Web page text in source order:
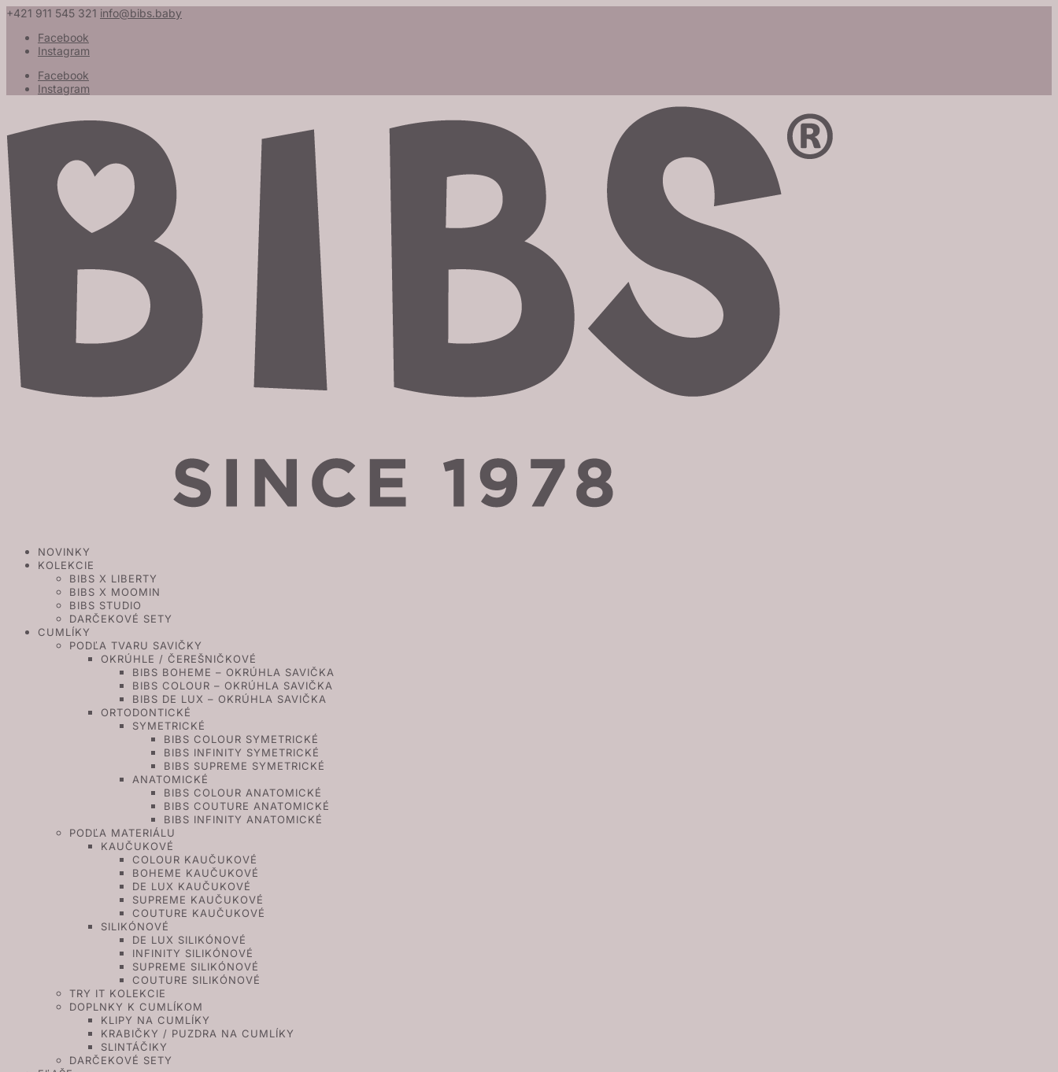
+421 911 545 321 info@bibs.baby
Facebook
Instagram
Facebook
Instagram
NOVINKY
KOLEKCIE
BIBS X LIBERTY
BIBS X MOOMIN
BIBS STUDIO
DARČEKOVÉ SETY
CUMLÍKY
PODĽA TVARU SAVIČKY
OKRÚHLE / ČEREŠNIČKOVÉ
BIBS BOHEME – OKRÚHLA SAVIČKA
BIBS COLOUR – OKRÚHLA SAVIČKA
BIBS DE LUX – OKRÚHLA SAVIČKA
ORTODONTICKÉ
SYMETRICKÉ
BIBS COLOUR SYMETRICKÉ
BIBS INFINITY SYMETRICKÉ
BIBS SUPREME SYMETRICKÉ
ANATOMICKÉ
BIBS COLOUR ANATOMICKÉ
BIBS COUTURE ANATOMICKÉ
BIBS INFINITY ANATOMICKÉ
PODĽA MATERIÁLU
KAUČUKOVÉ
COLOUR KAUČUKOVÉ
BOHEME KAUČUKOVÉ
DE LUX KAUČUKOVÉ
SUPREME KAUČUKOVÉ
COUTURE KAUČUKOVÉ
SILIKÓNOVÉ
DE LUX SILIKÓNOVÉ
INFINITY SILIKÓNOVÉ
SUPREME SILIKÓNOVÉ
COUTURE SILIKÓNOVÉ
TRY IT KOLEKCIE
DOPLNKY K CUMLÍKOM
KLIPY NA CUMLÍKY
KRABIČKY / PUZDRA NA CUMLÍKY
SLINTÁČIKY
DARČEKOVÉ SETY